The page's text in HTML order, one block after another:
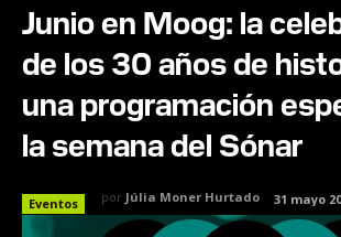
Junio en Moog: la
de los 30 años de
una programación
la semana del Sónar
Eventos por Júlia Moner Hurtado 31 mayo